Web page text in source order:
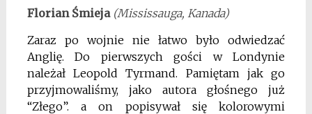
Florian Śmieja(Mississauga, Kanada)
Zaraz po wojnie nie łatwo było odwiedzać
Anglię. Do pierwszych gości w Londynie
należał Leopold Tyrmand. Pamiętam jak go
przyjmowaliśmy, jako autora głośnego już
“Złego”. a on popisywał się kolorowymi